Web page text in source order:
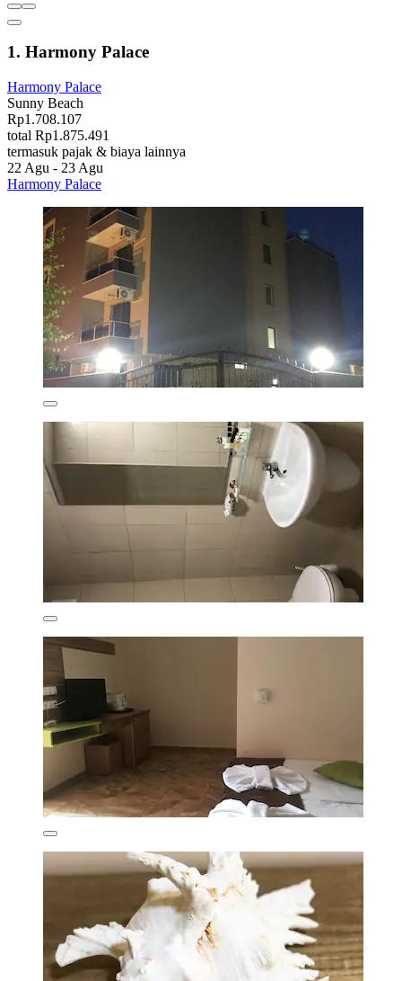
1. Harmony Palace
Harmony Palace
Sunny Beach
Rp1.708.107
total Rp1.875.491
termasuk pajak & biaya lainnya
22 Agu - 23 Agu
Harmony Palace